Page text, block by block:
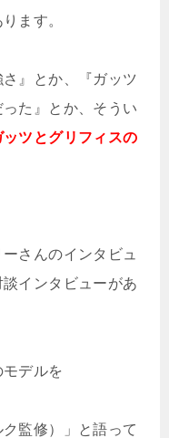
ます。
』とか、『ガッツ
た』とか、そうい
ッツとグリフィスの
さんのインタビュ
インタビューがあ
デルを
ク監修）」と語って